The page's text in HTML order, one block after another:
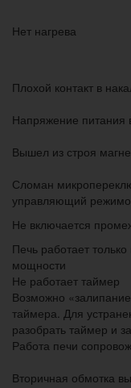
Нет нагрева
Плохой контакт в
Напряжение питания
Вышел из строя
Сломан
управляющий
Не включается
Печь работает
мощности
Не работает таймер
Возможно
таймера. Для
разобрать таймер и
Работа печи
Вторичная обмотка